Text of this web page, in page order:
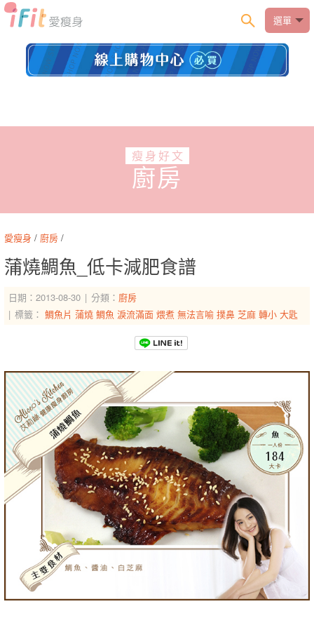
選單
瘦身好文
廚房
愛瘦身 / 廚房 /
蒲燒鯛魚_低卡減肥食譜
日期：2013-08-30 分類： 廚房
標籤： 鯛魚片 蒲燒 鯛魚 淚流滿面 煨煮 無法言喻 撲鼻 芝麻 轉小 大匙